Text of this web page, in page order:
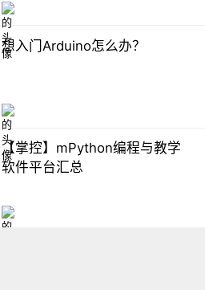
想入门Arduino怎么办？
【掌控】mPython编程与教学
软件平台汇总